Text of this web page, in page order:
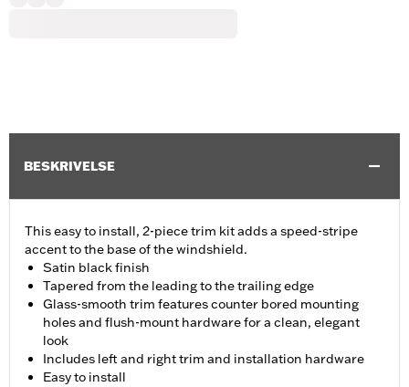
BESKRIVELSE
This easy to install, 2-piece trim kit adds a speed-stripe
accent to the base of the windshield.
Satin black finish
Tapered from the leading to the trailing edge
Glass-smooth trim features counter bored mounting
holes and flush-mount hardware for a clean, elegant
look
Includes left and right trim and installation hardware
Easy to install